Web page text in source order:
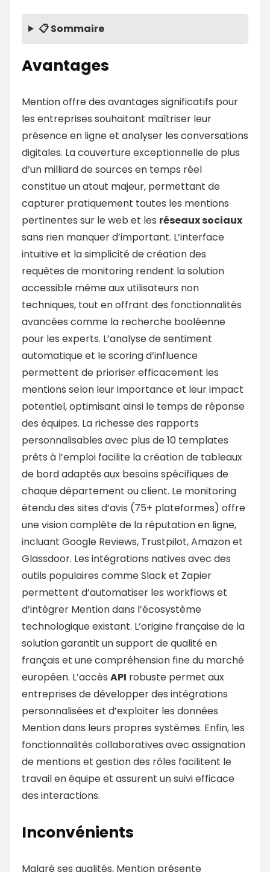
📋 Sommaire
Avantages
Mention offre des avantages significatifs pour
les entreprises souhaitant maîtriser leur
présence en ligne et analyser les conversations
digitales. La couverture exceptionnelle de plus
d’un milliard de sources en temps réel
constitue un atout majeur, permettant de
capturer pratiquement toutes les mentions
pertinentes sur le web et les réseaux sociaux
sans rien manquer d’important. L’interface
intuitive et la simplicité de création des
requêtes de monitoring rendent la solution
accessible même aux utilisateurs non
techniques, tout en offrant des fonctionnalités
avancées comme la recherche booléenne
pour les experts. L’analyse de sentiment
automatique et le scoring d’influence
permettent de prioriser efficacement les
mentions selon leur importance et leur impact
potentiel, optimisant ainsi le temps de réponse
des équipes. La richesse des rapports
personnalisables avec plus de 10 templates
prêts à l’emploi facilite la création de tableaux
de bord adaptés aux besoins spécifiques de
chaque département ou client. Le monitoring
étendu des sites d’avis (75+ plateformes) offre
une vision complète de la réputation en ligne,
incluant Google Reviews, Trustpilot, Amazon et
Glassdoor. Les intégrations natives avec des
outils populaires comme Slack et Zapier
permettent d’automatiser les workflows et
d’intégrer Mention dans l’écosystème
technologique existant. L’origine française de la
solution garantit un support de qualité en
français et une compréhension fine du marché
européen. L’accès API robuste permet aux
entreprises de développer des intégrations
personnalisées et d’exploiter les données
Mention dans leurs propres systèmes. Enfin, les
fonctionnalités collaboratives avec assignation
de mentions et gestion des rôles facilitent le
travail en équipe et assurent un suivi efficace
des interactions.
Inconvénients
Malgré ses qualités, Mention présente